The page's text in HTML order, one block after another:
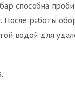
способна
После работы
водой для